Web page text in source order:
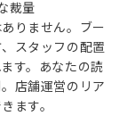
裁量
りません。ブー
スタッフの配置
す。あなたの読
店舗運営のリア
ます。